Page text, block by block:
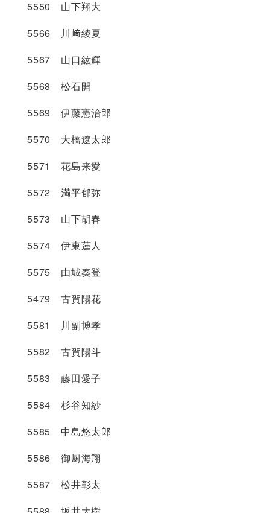
5550 山下翔大
5566 川﨑綾夏
5567 山口紘輝
5568 松石開
5569 伊藤憲治郎
5570 大橋遼太郎
5571 花島来愛
5572 満平郁弥
5573 山下胡春
5574 伊東蓮人
5575 由城奏登
5479 古賀陽花
5581 川副博孝
5582 古賀陽斗
5583 藤田愛子
5584 杉谷知紗
5585 中島悠太郎
5586 御厨海翔
5587 松井彰太